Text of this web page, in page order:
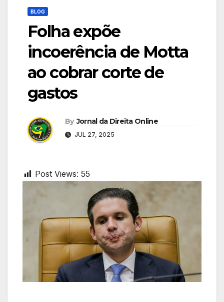
BLOG
Folha expõe
incoerência de Motta
ao cobrar corte de
gastos
By Jornal da Direita Online
JUL 27, 2025
Post Views: 55